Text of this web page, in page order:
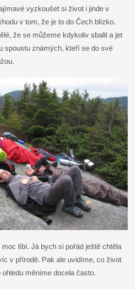
vyzkoušet si život i jinde v
v tom, že je to do Čech blízko.
že se můžeme kdykoliv sbalit a jet
spoustu známých, kteří se do své
líbí. Já bych si pořád ještě chtěla
v přírodě. Pak ale uvidíme, co život
měníme docela často.